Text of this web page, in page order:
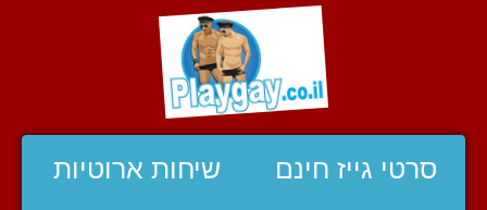
סרטי גייז חינם שיחות ארוטיות